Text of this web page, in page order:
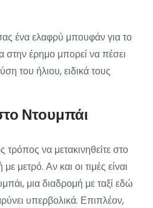
ένα ελαφρύ μπουφάν για το
έρημο μπορεί να πέσει
του ήλιου, ειδικά τους
Ντουμπάι
να μετακινηθείτε στο
με μετρό. Αν και οι τιμές είναι
μια διαδρομή με ταξί εδώ
υπερβολικά. Επιπλέον,